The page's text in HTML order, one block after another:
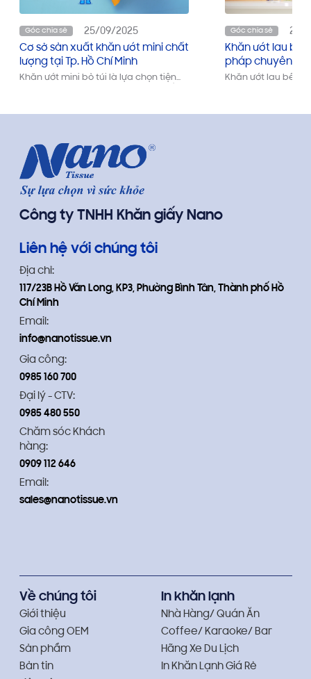
Góc chia sẻ
25/09/2025
Cơ sở sản xuất khăn ướt mini chất
lượng tại Tp. Hồ Chí Minh
Khăn ướt mini bỏ túi là lựa chọn tiện
cầu từ cá nhân đến doanh nghiệp.
Góc chia sẻ
25/
Khăn ướt lau
pháp chuyên
Khăn ướt lau bếp
Công ty TNHH Khăn giấy Nano
Liên hệ với chúng tôi
Địa chỉ:
117/23B Hồ Văn Long, KP3, Phường Bình Tân, Thành phố Hồ
Chí Minh
Email:
info@nanotissue.vn
Gia công:
0985 160 700
Đại lý - CTV:
0985 480 550
Chăm sóc Khách
hàng:
0909 112 646
Email:
sales@nanotissue.vn
Về chúng tôi
Giới thiệu
Gia công OEM
Sản phẩm
Bản tin
In khăn lạnh
Nhà Hàng/ Quán Ăn
Coffee/ Karaoke/ Bar
Hãng Xe Du Lịch
In Khăn Lạnh Giá Rẻ